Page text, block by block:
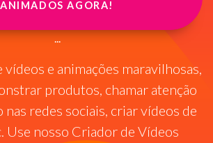
ANIMADOS AGORA!
...
e animações maravilhosas,
produtos, chamar atenção
nas redes sociais, criar vídeos de
Use nosso Criador de Vídeos